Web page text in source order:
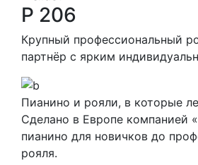
P 206
Крупный профессиональный
партнёр с ярким
Пианино и рояли, в которые
Сделано в Европе компанией
пианино для новичков до
рояля.